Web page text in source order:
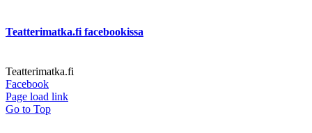
Teatterimatka.fi facebookissa
Teatterimatka.fi
Facebook
Page load link
Go to Top